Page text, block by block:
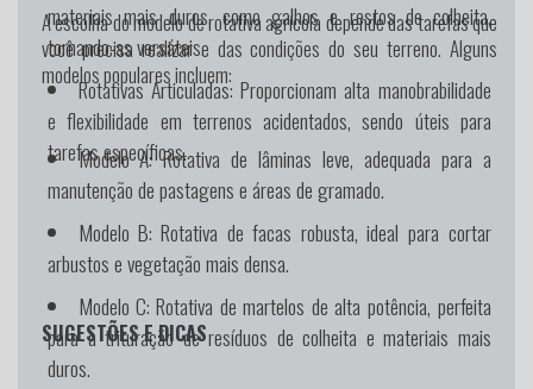
materiais mais duros, como galhos e restos de colheita,
tornando-as versáteis.
Rotativas Articuladas: Proporcionam alta manobrabilidade
e flexibilidade em terrenos acidentados, sendo úteis para
tarefas específicas.
A escolha do modelo de rotativa agrícola depende das tarefas que
você precisa realizar e das condições do seu terreno. Alguns
modelos populares incluem:
Modelo A:Rotativa de lâminas leve, adequada para a
manutenção de pastagens e áreas de gramado.
Modelo B: Rotativa de facas robusta, ideal para cortar
arbustos e vegetação mais densa.
Modelo C: Rotativa de martelos de alta potência, perfeita
para a trituração de resíduos de colheita e materiais mais
duros.
SUGESTÕES E DICAS